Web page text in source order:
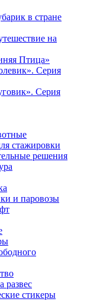
в стране
на
Птица»
Серия
Серия
стажировки
решения
и паровозы
развес
стикеры